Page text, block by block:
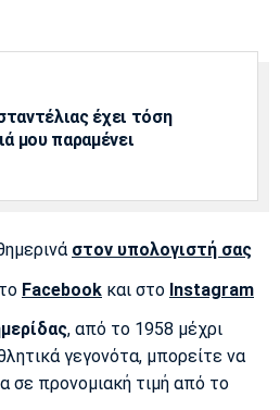
έχει τόση
μου παραμένει
στον υπολογιστή σας
Facebook και στο Instagram
, από το 1958 μέχρι
γεγονότα, μπορείτε να
σε προνομιακή τιμή από το